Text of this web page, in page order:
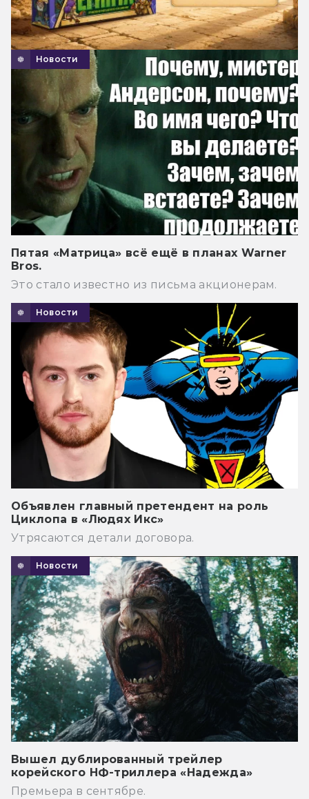
Новости
Пятая «Матрица» всё ещё в планах Warner
Bros.
Это стало известно из письма акционерам.
Новости
Объявлен главный претендент на роль
Циклопа в «Людях Икс»
Утрясаются детали договора.
Новости
Вышел дублированный трейлер
корейского НФ-триллера «Надежда»
Премьера в сентябре.